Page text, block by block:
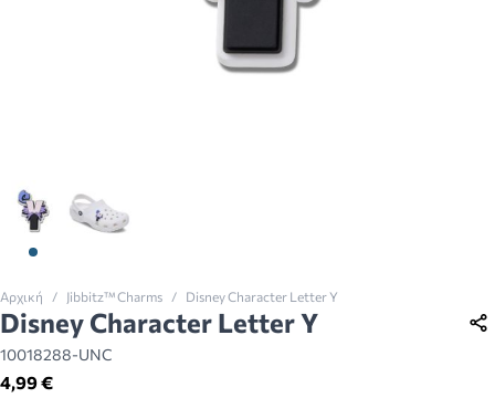
View larger image
Αρχική / Jibbitz™ Charms / Disney Character Letter Y
Disney Character Letter Y
10018288-UNC
4,99 €